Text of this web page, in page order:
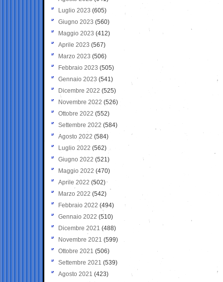
Luglio 2023 (605)
Giugno 2023 (560)
Maggio 2023 (412)
Aprile 2023 (567)
Marzo 2023 (506)
Febbraio 2023 (505)
Gennaio 2023 (541)
Dicembre 2022 (525)
Novembre 2022 (526)
Ottobre 2022 (552)
Settembre 2022 (584)
Agosto 2022 (584)
Luglio 2022 (562)
Giugno 2022 (521)
Maggio 2022 (470)
Aprile 2022 (502)
Marzo 2022 (542)
Febbraio 2022 (494)
Gennaio 2022 (510)
Dicembre 2021 (488)
Novembre 2021 (599)
Ottobre 2021 (506)
Settembre 2021 (539)
Agosto 2021 (423)